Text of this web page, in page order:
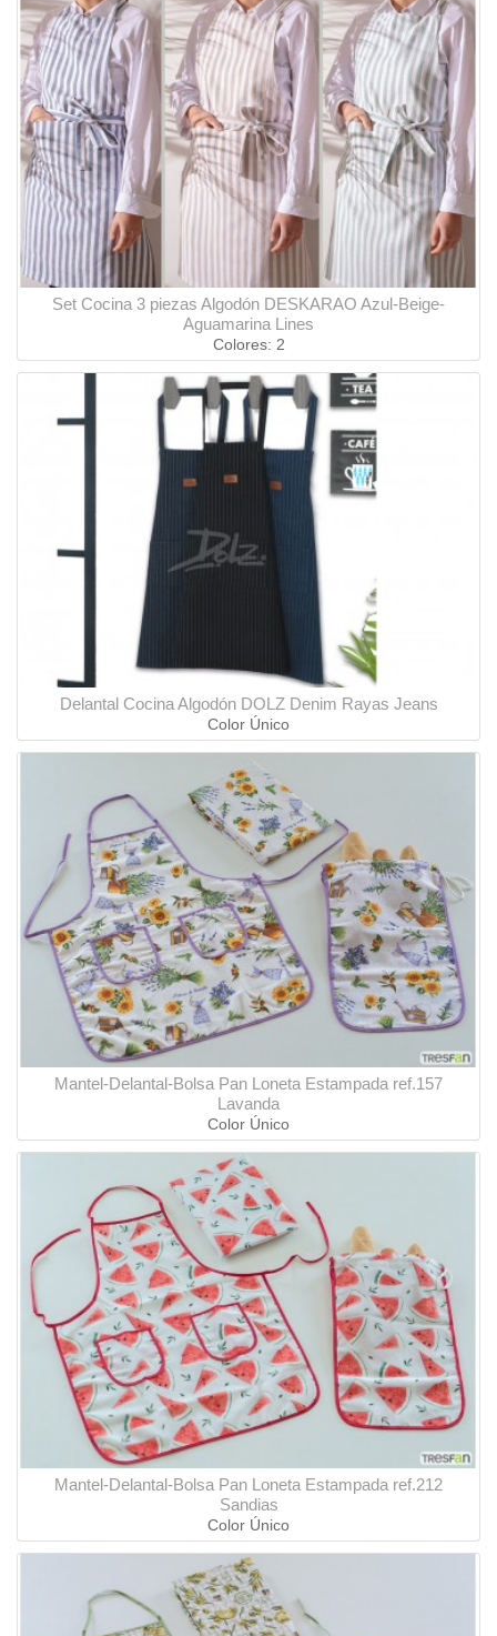
Set Cocina 3 piezas Algodón DESKARAO Azul-Beige-
Aguamarina Lines
Colores: 2
Delantal Cocina Algodón DOLZ Denim Rayas Jeans
Color Único
Mantel-Delantal-Bolsa Pan Loneta Estampada ref.157
Lavanda
Color Único
Mantel-Delantal-Bolsa Pan Loneta Estampada ref.212
Sandias
Color Único